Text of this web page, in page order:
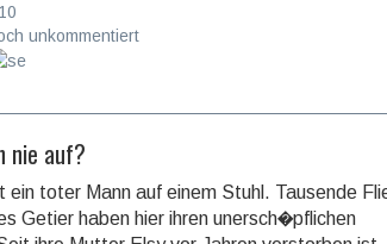
unkommentiert
nie auf?
ein toter Mann auf einem Stuhl. Tausende
Getier haben hier ihren unersch�pflichen